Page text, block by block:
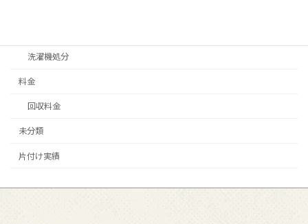
洗濯機処分
料金
回収料金
未分類
片付け実績